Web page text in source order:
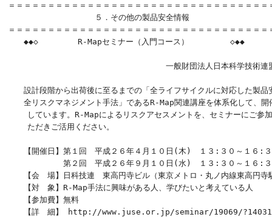
＝＝＝＝＝＝＝＝＝＝＝＝＝＝＝＝＝＝＝＝＝＝＝＝＝＝＝＝＝＝＝＝＝
５．その他の製品安全情報
＝＝＝＝＝＝＝＝＝＝＝＝＝＝＝＝＝＝＝＝＝＝＝＝＝＝＝＝＝＝＝＝＝
◆◆◇　　　　　R-Mapセミナー（入門コース）　　　　  ◇◆◆
一般財団法人日本科学技術連
設計段階から出荷後に至るまでの「全ライフサイクルに対応した製品
全リスクマネジメント手法」であるR-Map関連講座を体系化して、開
しています。R-Mapによるリスクアセスメントを、セミナーにご参
    ただきご活用ください。
【開催日】第１回　平成２６年４月１０日(木)　１３:３０～１６:
第２回　平成２６年９月１０日(水)　１３:３０～１６:３
【会　場】日科技連　東高円寺ビル（東京メトロ・丸ノ内線東高円寺
【対　象】R-Map手法に興味がある人、学びたいと考えている人
【参加費】無料
【詳　細】 http://www.juse.or.jp/seminar/19069/